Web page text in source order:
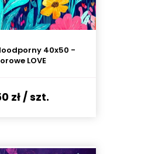
40x50 -
LOVE
zł/ szt.